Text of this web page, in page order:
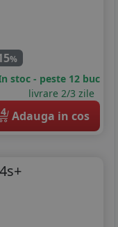
%
stoc - peste 12 buc
livrare 2/3 zile
4 Adauga in cos